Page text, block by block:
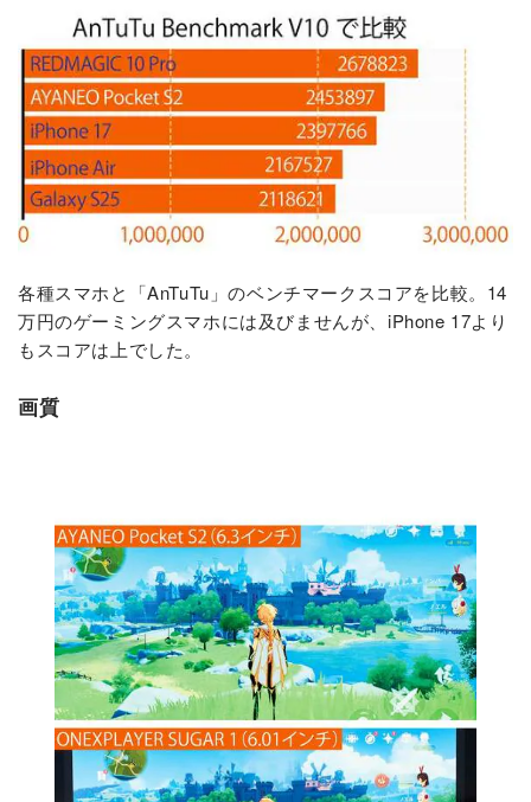
各種スマホと「AnTuTu」のベンチマークスコアを比較。14
万円のゲーミングスマホには及びませんが、iPhone 17より
もスコアは上でした。
画質